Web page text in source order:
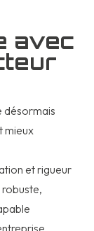
avec
désormais
mieux
et rigueur